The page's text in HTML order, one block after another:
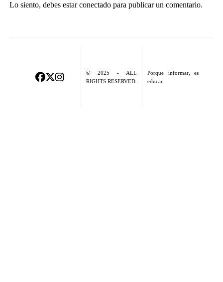
Lo siento, debes estarconectadopara publicar un comentario.
© 2025 - ALL
RIGHTS RESERVED.
Porque informar, es
educar.